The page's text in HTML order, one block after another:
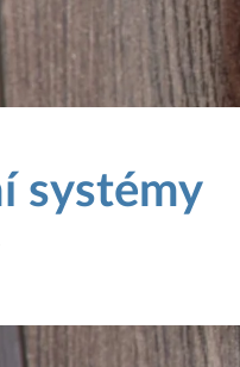
systémy